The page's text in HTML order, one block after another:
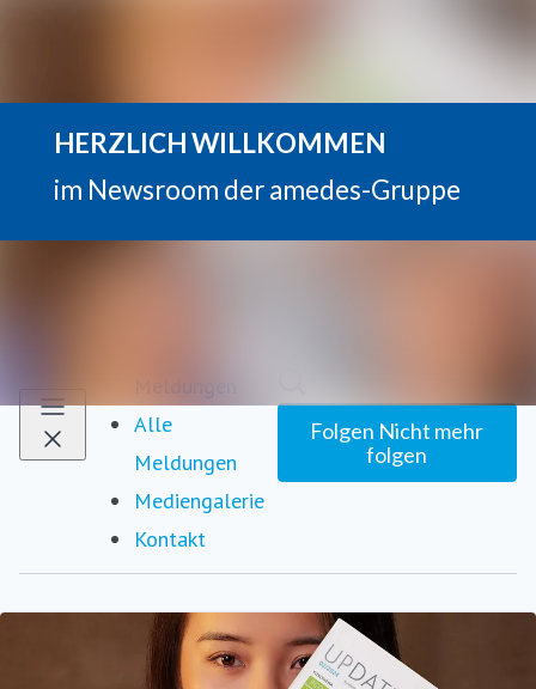
Meldungen
Alle
Meldungen
Mediengalerie
Kontakt
Folgen Nicht mehr
folgen